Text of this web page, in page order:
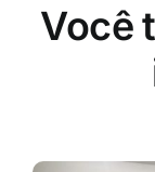
Você